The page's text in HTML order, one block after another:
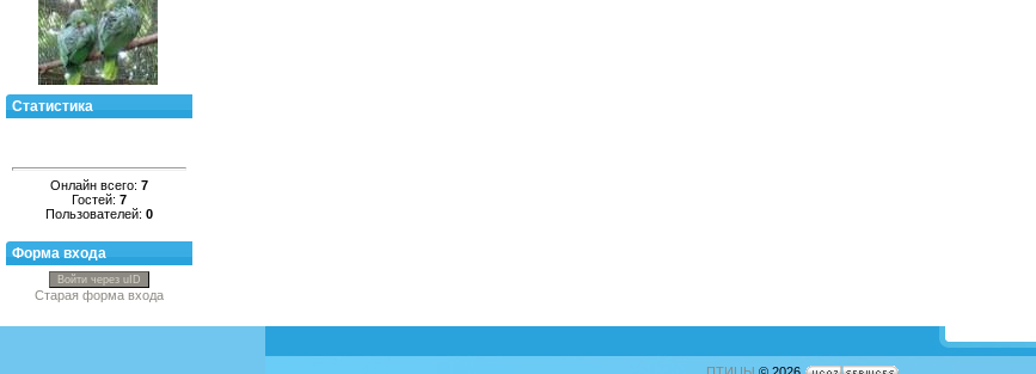
Статистика
Онлайн всего: 7
Гостей: 7
Пользователей: 0
Форма входа
Войти через uID
Старая форма входа